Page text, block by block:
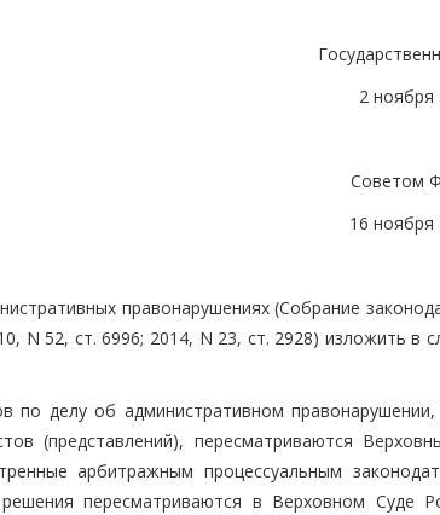
2 ноября
Советом
16 ноября
правонарушениях (Собрание
N 52, ст. 6996; 2014, N 23, ст. 2928) изложить в
по делу об административном
(представлений), пересматриваются
арбитражным процессуальным
пересматриваются в Верховном Суде